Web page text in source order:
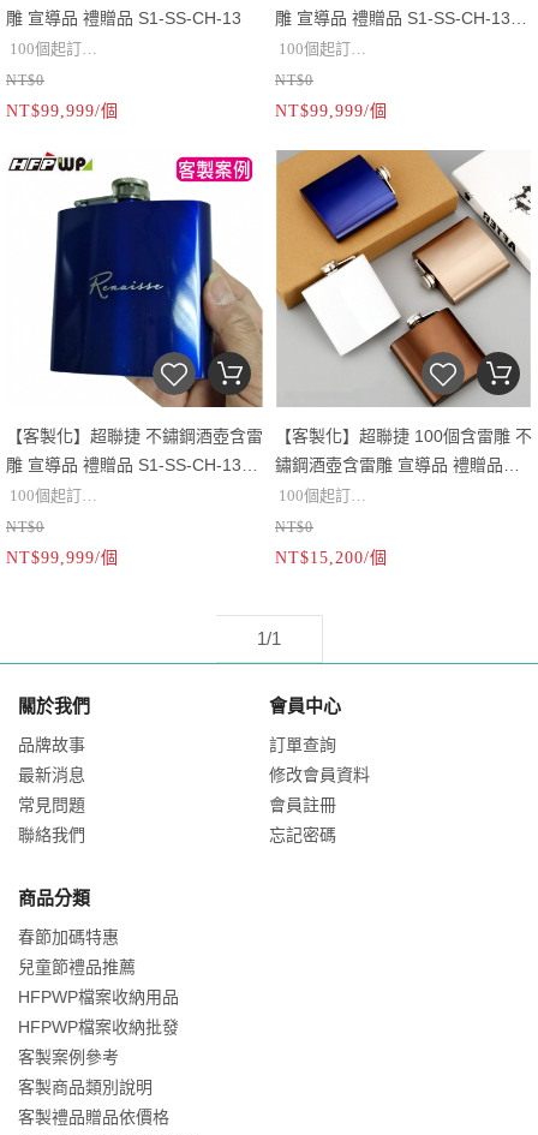
雕 宣導品 禮贈品 S1-SS-CH-13
100個起訂
材質：不鏽鋼
容量:6oz
4oz
NT$0
NT$99,999/個
雕 宣導品 禮贈品 S1-SS-CH-13-
OR2
100個起訂
材質：不鏽鋼
容量:6oz
4oz
可加雷雕
NT$0
NT$99,999/個
【客製化】超聯捷 不鏽鋼酒壺含雷
雕 宣導品 禮贈品 S1-SS-CH-13-
OR1
100個起訂
材質：不鏽鋼
容量:6oz
NT$0
NT$99,999/個
【客製化】超聯捷 100個含雷雕 不
鏽鋼酒壺含雷雕 宣導品 禮贈品
S1-SS-CH-13
100個起訂
材質：不鏽鋼
容量:6oz
可加雷雕
NT$0
NT$15,200/個
1/1
關於我們
品牌故事
最新消息
常見問題
聯絡我們
會員中心
訂單查詢
修改會員資料
會員註冊
忘記密碼
商品分類
春節加碼特惠
兒童節禮品推薦
HFPWP檔案收納用品
HFPWP檔案收納批發
客製案例參考
客製商品類別說明
客製禮品贈品依價格